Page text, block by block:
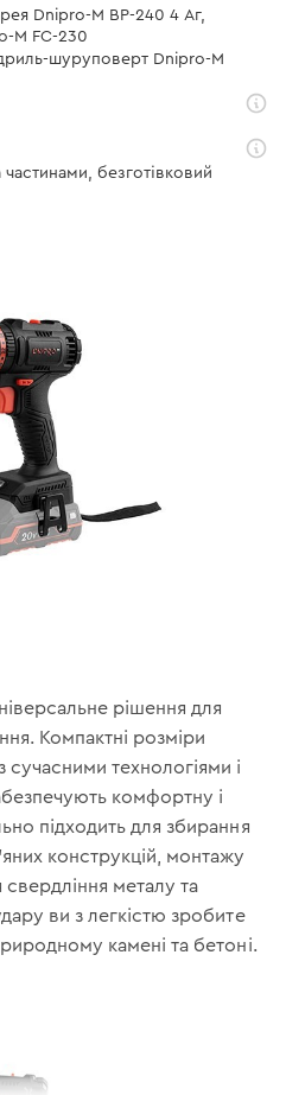
Dnipro-M BP-240 4 Аг,
M FC-230
шуруповерт Dnipro-M
безготівковий
рішення для
Компактні розміри
сучасними технологіями і
комфортну і
підходить для збирання
конструкцій, монтажу
свердління металу та
ви з легкістю зробите
камені та бетоні.